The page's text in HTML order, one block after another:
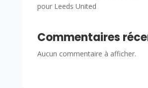
pour Leeds United
Commentaires
Aucun commentaire à afficher.